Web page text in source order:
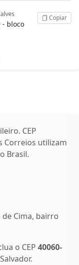
- bloco
Copiar
CEP
Correios utilizam
Brasil.
Cima, bairro
o CEP 40060-